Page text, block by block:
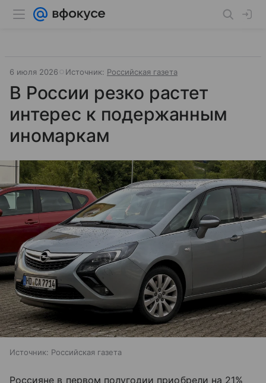
6 июля 2026 Источник: Российская газета
В России резко растет
интерес к подержанным
иномаркам
Источник: Российская газета
Россияне в первом полугодии приобрели на 21%